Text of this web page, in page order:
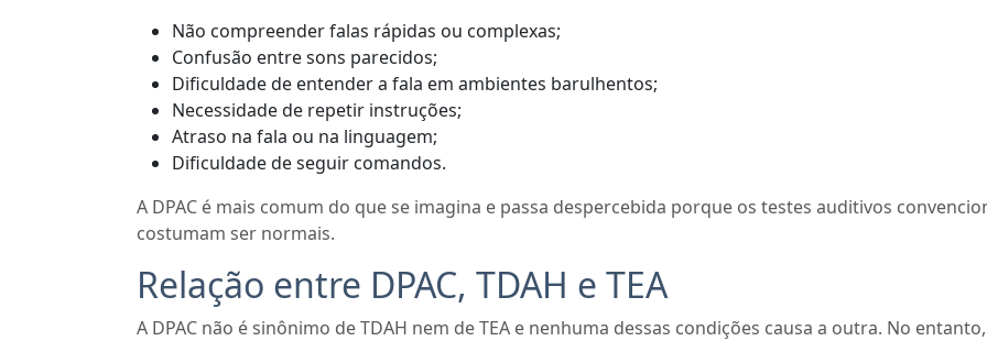
Não compreender falas rápidas ou complexas;
Confusão entre sons parecidos;
Dificuldade de entender a fala em ambientes barulhentos;
Necessidade de repetir instruções;
Atraso na fala ou na linguagem;
Dificuldade de seguir comandos.
A DPAC é mais comum do que se imagina e passa despercebida porque os testes auditivos
costumam ser normais.
Relação entre DPAC, TDAH e TEA
A DPAC não é sinônimo de TDAH nem de TEA e nenhuma dessas condições causa a outra. No